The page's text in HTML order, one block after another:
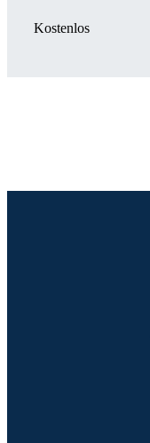
Kostenlos